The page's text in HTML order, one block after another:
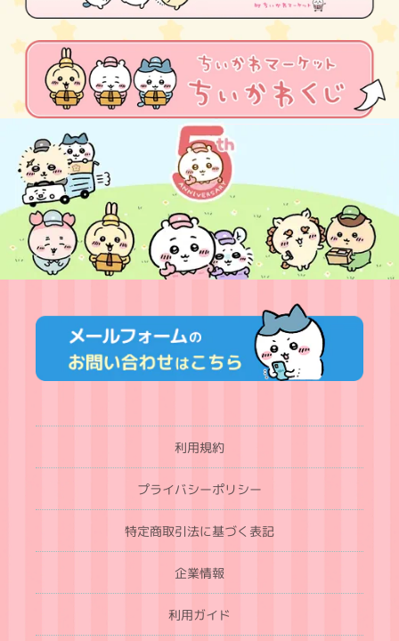
利用規約
プライバシーポリシー
特定商取引法に基づく表記
企業情報
利用ガイド